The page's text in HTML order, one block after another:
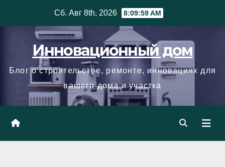
Сб. Авг 8th, 2026 8:10:00 AM
Инновационный дом
Блог о строительстве, ремонте, инновациях для
вашего дома и участка